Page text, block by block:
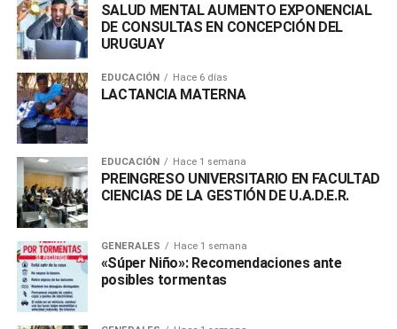
SALUD MENTAL AUMENTO EXPONENCIAL
DE CONSULTAS EN CONCEPCIÓN DEL
URUGUAY
EDUCACIÓN Hace 6 días
LACTANCIA MATERNA
EDUCACIÓN Hace 1 semana
PREINGRESO UNIVERSITARIO EN FACULTAD
CIENCIAS DE LA GESTIÓN DE U.A.D.E.R.
GENERALES Hace 1 semana
«Súper Niño»: Recomendaciones ante
posibles tormentas